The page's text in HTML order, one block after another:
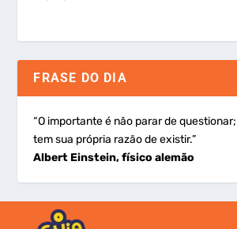
FRASE DO DIA
“O importante é não parar de
tem sua própria razão de existir.”
Albert Einstein, físico alemão